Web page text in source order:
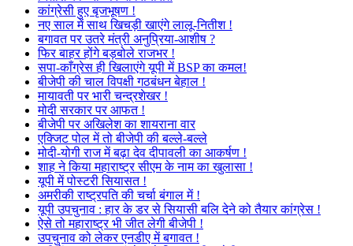
कांग्रेसी हुए बृजभूषण !
नए साल में साथ खिचड़ी खाएंगे लालू-नितीश !
बगावत पर उतरे मंत्री अनुप्रिया-आशीष ?
फिर बाहर होंगे बड़बोले राजभर !
सपा-काँग्रेस ही खिलाएंगे यूपी में BSP का कमल!
बीजेपी की चाल विपक्षी गठबंधन बेहाल !
मायावती पर भारी चन्द्रशेखर !
मोदी सरकार पर आफत !
बीजेपी पर अखिलेश का शायराना वार
एक्जिट पोल में तो बीजेपी की बल्ले-बल्ले
मोदी-योगी राज में बढ़ा देव दीपावली का आकर्षण !
शाह ने किया महाराष्ट्र सीएम के नाम का खुलासा !
यूपी में पोस्टरी सियासत !
अमरीकी राष्ट्रपति की चर्चा बंगाल में !
यूपी उपचुनाव : हार के डर से सियासी बलि देने को तैयार कांग्रेस !
ऐसे तो महाराष्ट्र भी जीत लेगी बीजेपी !
उपचुनाव को लेकर एनडीए में बगावत !